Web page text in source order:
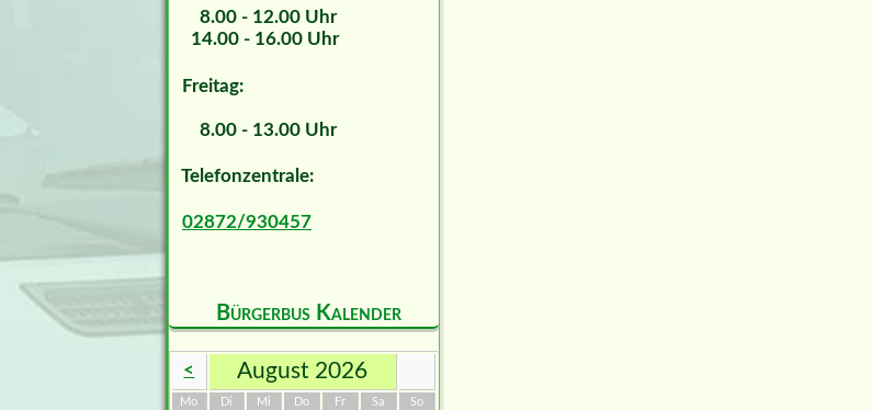
8.00 - 12.00 Uhr
14.00 - 16.00 Uhr
Freitag:
8.00 - 13.00 Uhr
Telefonzentrale:
02872/930457
Bürgerbus Kalender
< August 2026
Montag DienstagMittwoch
Donnerstag
Freitag SamstagSonntag